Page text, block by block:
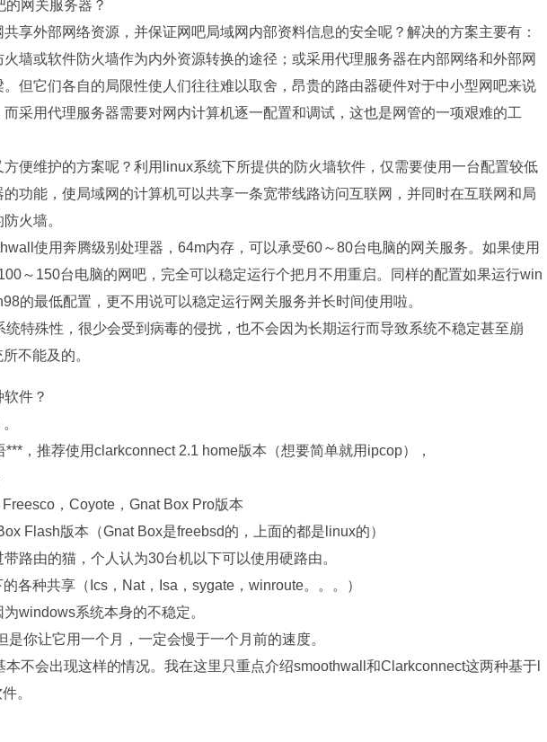
网关服务器？
外部网络资源，并保证网吧局域网内部资料信息的安全呢？解决的方案主要有：
墙或软件防火墙作为内外资源转换的途径；或采用代理服务器在内部网络和外部网
但它们各自的局限性使人们往往难以取舍，昂贵的路由器硬件对于中小型网吧来说
采用代理服务器需要对网内计算机逐一配置和调试，这也是网管的一项艰难的工
维护的方案呢？利用linux系统下所提供的防火墙软件，仅需要使用一台配置较低
功能，使局域网的计算机可以共享一条宽带线路访问互联网，并同时在互联网和局
火墙。
使用奔腾级别处理器，64m内存，可以承受60～80台电脑的网关服务。如果使用
～150台电脑的网吧，完全可以稳定运行个把月不用重启。同样的配置如果运行win
的最低配置，更不用说可以稳定运行网关服务并长时间使用啦。
殊性，很少会受到病毒的侵扰，也不会因为长期运行而导致系统不稳定甚至崩
不能及的。
件？
，推荐使用clarkconnect 2.1 home版本（想要简单就用ipcop），
，Coyote，Gnat Box Pro版本
Flash版本（Gnat Box是freebsd的，上面的都是linux的）
路由的猫，个人认为30台机以下可以使用硬路由。
各种共享（Ics，Nat，Isa，sygate，winroute。。。）
windows系统本身的不稳定。
是你让它用一个月，一定会慢于一个月前的速度。
不会出现这样的情况。我在这里只重点介绍smoothwall和Clarkconnect这两种基于l
。